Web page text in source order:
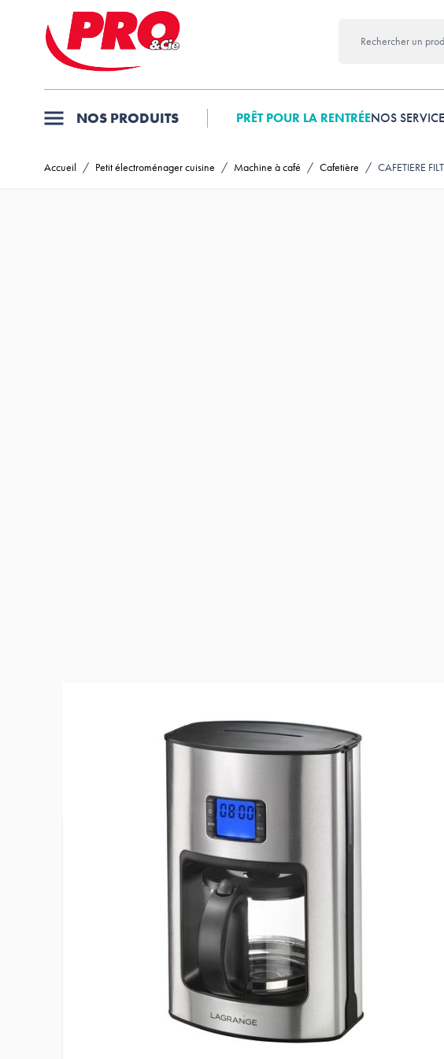
Allez au contenu
NOS PRODUITS PRÊT POUR LA RENTRÉENOS
Accueil / Petit électroménager cuisine / Machine à café / Cafetière / CAFETIERE
Plus d’information
Capacité du réservoir d'eau
3196205290012
Nylon
32.6 cm
17.2 cm
Verre